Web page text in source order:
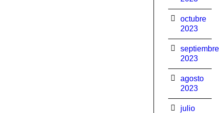
octubre
2023
septiembre
2023
agosto
2023
julio